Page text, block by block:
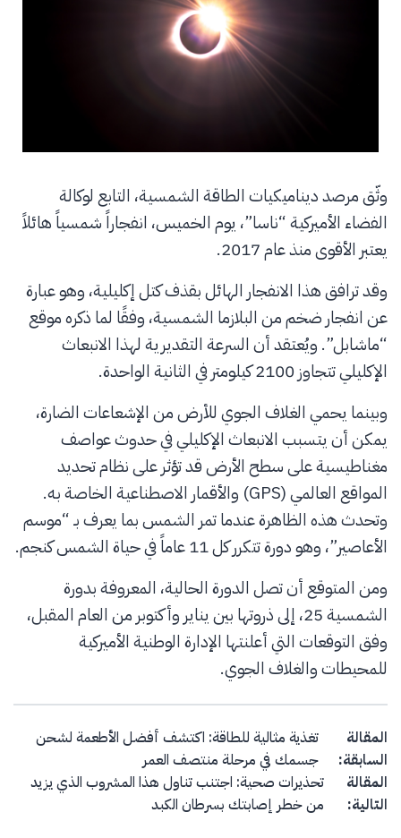
وثّق مرصد ديناميكيات الطاقة الشمسية، التابع لوكالة
الفضاء الأميركية “ناسا”، يوم الخميس، انفجاراً شمسياً هائلاً
يعتبر الأقوى منذ عام 2017.
وقد ترافق هذا الانفجار الهائل بقذف كتل إكليلية، وهو عبارة
عن انفجار ضخم من البلازما الشمسية، وفقًا لما ذكره موقع
“ماشابل”. ويُعتقد أن السرعة التقديرية لهذا الانبعاث
الإكليلي تتجاوز 2100 كيلومتر في الثانية الواحدة.
وبينما يحمي الغلاف الجوي للأرض من الإشعاعات الضارة،
يمكن أن يتسبب الانبعاث الإكليلي في حدوث عواصف
مغناطيسية على سطح الأرض قد تؤثر على نظام تحديد
المواقع العالمي (GPS) والأقمار الاصطناعية الخاصة به.
وتحدث هذه الظاهرة عندما تمر الشمس بما يعرف بـ “موسم
الأعاصير”، وهو دورة تتكرر كل 11 عاماً في حياة الشمس كنجم.
ومن المتوقع أن تصل الدورة الحالية، المعروفة بدورة
الشمسية 25، إلى ذروتها بين يناير وأكتوبر من العام المقبل،
وفق التوقعات التي أعلنتها الإدارة الوطنية الأميركية
للمحيطات والغلاف الجوي.
Post navigation
المقالة
السابقة:
تغذية مثالية للطاقة: اكتشف أفضل الأطعمة لشحن
جسمك في مرحلة منتصف العمر
المقالة
التالية:
تحذيرات صحية: اجتنب تناول هذا المشروب الذي يزيد
من خطر إصابتك بسرطان الكبد